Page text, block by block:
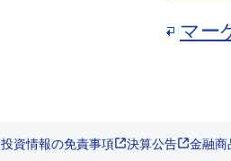
マー
投資情報の免責事項 決算公告 金融